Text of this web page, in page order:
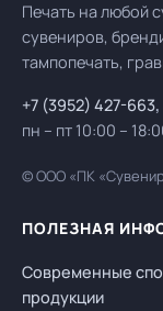
Печать на любой
сувениров,
тампопечать,
+7 (3952) 427-663,
пн – пт 10:00 –
© ООО «ПК
ПОЛЕЗНАЯ
Современные
продукции